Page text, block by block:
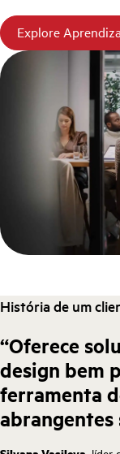
Explore
História de um
“Oferece
design bem
ferramenta
abrangentes